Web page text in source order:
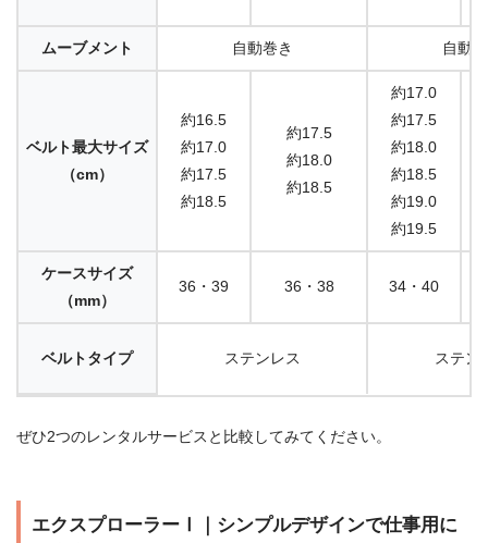
ムーブメント 自動巻き 自動
ベルト最大サイズ
（cm）
約16.5
約17.0
約17.5
約18.5
約17.5
約18.0
約18.5
約17.0
約17.5
約18.0
約18.5
約19.0
約19.5
ケースサイズ
（mm）
36・39 36・38 34・40
ベルトタイプ ステンレス ステン
ぜひ2つのレンタルサービスと比較してみてください。
エクスプローラーⅠ｜シンプルデザインで仕事用に